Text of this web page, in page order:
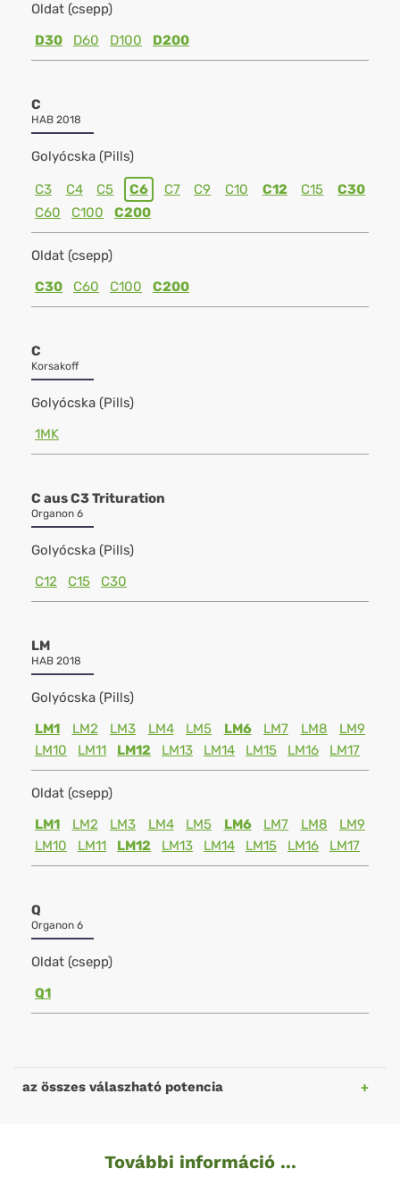
Oldat (csepp)
D30
D60 D100 D200
C
HAB 2018
Golyócska (Pills)
C3 C4 C5 C6 C7 C9 C10 C12 C15
C30
C60
C100 C200
Oldat (csepp)
C30
C60 C100 C200
C
Korsakoff
Golyócska (Pills)
1MK
C aus C3 Trituration
Organon 6
Golyócska (Pills)
C12
C15 C30
LM
HAB 2018
Golyócska (Pills)
LM1
LM2 LM3 LM4 LM5 LM6 LM7 LM8
LM9
LM10
LM11 LM12 LM13 LM14 LM15 LM16 LM17
Oldat (csepp)
LM1
LM2 LM3 LM4 LM5 LM6 LM7 LM8
LM9
LM10
LM11 LM12 LM13 LM14 LM15 LM16 LM17
Q
Organon 6
Oldat (csepp)
Q1
az összes válaszható potencia
További információ ...